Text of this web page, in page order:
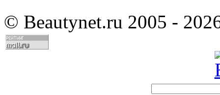
© Beautynet.ru 2005 -